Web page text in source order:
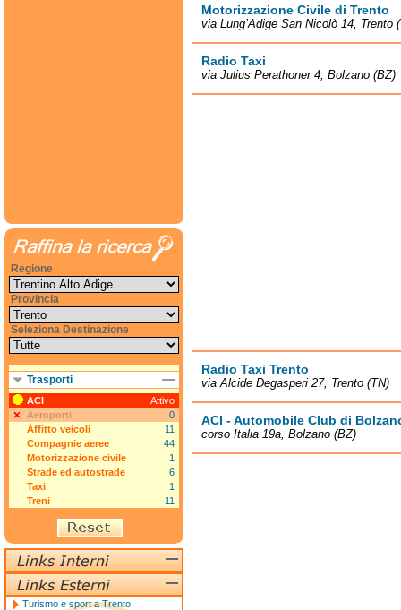
Motorizzazione Civile di Trento
via Lung’Adige San Nicolò 14, Trento
Radio Taxi
via Julius Perathoner 4, Bolzano (BZ)
Radio Taxi Trento
via Alcide Degasperi 27, Trento (TN)
ACI - Automobile Club di
corso Italia 19a, Bolzano (BZ)
Regione
Provincia
Seleziona Destinazione
Trasporti
ACI
Attivo
Aeroporti
0
Affitto veicoli
11
Compagnie aeree
44
Motorizzazione civile
1
Strade ed autostrade
6
Taxi
1
Treni
11
Turismo e sport a Trento